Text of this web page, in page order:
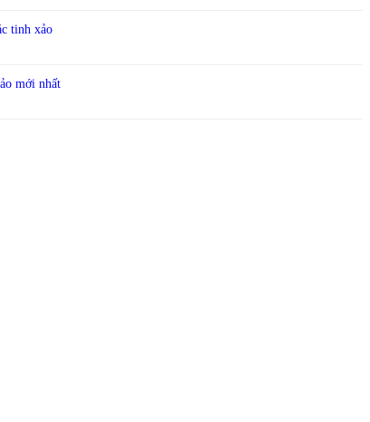
tinh xảo
mới nhất